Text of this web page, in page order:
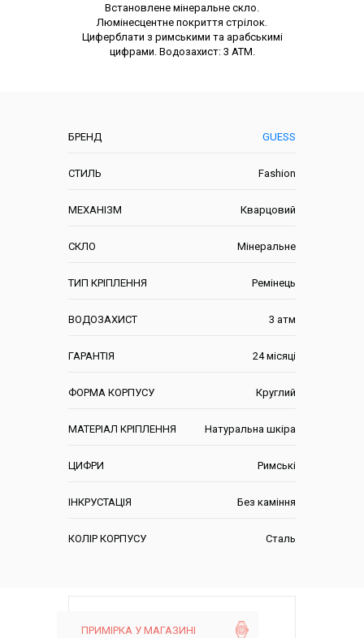
БРЕНД GUESS
СТИЛЬ Fashion
МЕХАНІЗМ Кварцовий
СКЛО Мінеральне
ТИП КРІПЛЕННЯ Ремінець
ВОДОЗАХИСТ 3 атм
ГАРАНТІЯ 24 місяці
ФОРМА КОРПУСУ Круглий
МАТЕРІАЛ КРІПЛЕННЯ Натуральна шкіра
ЦИФРИ Римські
ІНКРУСТАЦІЯ Без каміння
КОЛІР КОРПУСУ Сталь
Встановлене мінеральне скло.
Люмінесцентне покриття стрілок.
Циферблати з римськими та арабськимі
цифрами. Водозахист: 3 АТМ.
ПРИМІРКА У МАГАЗИНІ